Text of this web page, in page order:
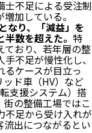
士不足による受注制
加している。
なり、「減益」を
数を超えた。 特
ており、若年層の整
不足が慢性化し、
ケースが目立っ
ド車（HV）など
支援システム）搭
の整備工場ではこ
不足から受け入れが
出につながるとい